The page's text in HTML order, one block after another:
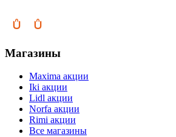
Магазины
Maxima акции
Iki акции
Lidl акции
Norfa акции
Rimi акции
Все магазины